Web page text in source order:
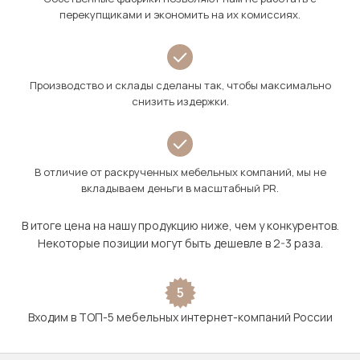
перекупщиками и экономить на их комиссиях.
Производство и склады сделаны так, чтобы максимально
снизить издержки.
В отличие от раскрученных мебельных компаний, мы не
вкладываем деньги в масштабный PR.
В итоге цена на нашу продукцию ниже, чем у конкурентов.
Некоторые позиции могут быть дешевле в 2-3 раза.
5
Входим в ТОП-5 мебельных интернет-компаний России